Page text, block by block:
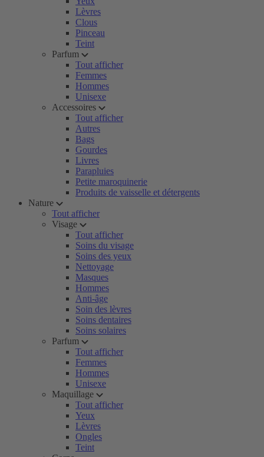
Lèvres
Clous
Pinceau
Teint
Parfum
Tout afficher
Femmes
Hommes
Unisexe
Accessoires
Tout afficher
Autres
Bags
Gourdes
Livres
Parapluies
Petite maroquinerie
Produits de vaisselle et détergents
Nature
Tout afficher
Visage
Tout afficher
Soins du visage
Soins des yeux
Nettoyage
Masques
Hommes
Anti-âge
Soin des lèvres
Soins dentaires
Soins solaires
Parfum
Tout afficher
Femmes
Hommes
Unisexe
Maquillage
Tout afficher
Yeux
Lèvres
Ongles
Teint